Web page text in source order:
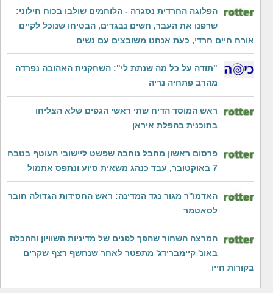
הפלוגה החרדית נסגרה - הלוחמים שולבו בכוח חילוני:
שרפנו את העבר, חשים נבגדים, הבטיחו שנוכל לקיים
אורח חיים חרדי, כעת אנחנו משובצים עם נשים
"תודה על כל מה שנתת לי": השחקנית האהובה נפרדה
מהרב פתחיה נריה
ראש המוסד הדיח שתי ראשי הגפים שלא הצליחו
בתוכנית בהפלת איראן
פרסום ראשון מחבל נוחבה שפשט ליישובי העוטף בטבח
7 באוקטובר, עבד כנהג משאית סיוע ונתפס אתמול
האדמו''ר מגור נגד המדינה: ראש החסידות הגדולה חובר
לסאטמר
המרצה השחור שהפך לפנים של מדיניות השוויון וההכלה
באונ' קיימברידג' מתפטר לאחר שנחשף רצף שקרים
בקורות חייו